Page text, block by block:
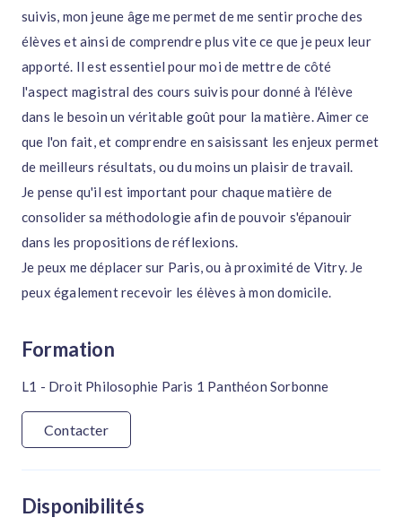
suivis, mon jeune âge me permet de me sentir proche des
élèves et ainsi de comprendre plus vite ce que je peux leur
apporté. Il est essentiel pour moi de mettre de côté
l'aspect magistral des cours suivis pour donné à l'élève
dans le besoin un véritable goût pour la matière. Aimer ce
que l'on fait, et comprendre en saisissant les enjeux permet
de meilleurs résultats, ou du moins un plaisir de travail.
Je pense qu'il est important pour chaque matière de
consolider sa méthodologie afin de pouvoir s'épanouir
dans les propositions de réflexions.
Je peux me déplacer sur Paris, ou à proximité de Vitry. Je
peux également recevoir les élèves à mon domicile.
Formation
L1 - Droit Philosophie Paris 1 Panthéon Sorbonne
Contacter
Disponibilités